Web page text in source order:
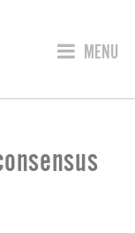
SPRING
MENU